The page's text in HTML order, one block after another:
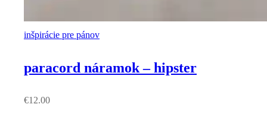
inšpirácie pre pánov
paracord náramok – hipster
€12.00